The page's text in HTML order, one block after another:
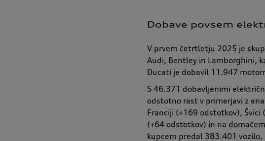
Dobave povsem
V prvem četrtletju 2025 je
Audi, Bentley in Lamborghini,
Ducati je dobavil 11.947
S 46.371 dobavljenimi
odstotno rast v primerjavi z
Franciji (+169 odstotkov),
(+64 odstotkov) in na
kupcem predal 383.401